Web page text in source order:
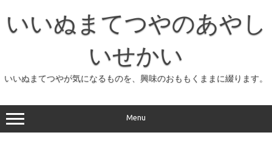
プ
いいぬまてつやのあやし
いせかい
いいぬまてつやが気になるものを、興味のおももくままに綴ります。
Menu